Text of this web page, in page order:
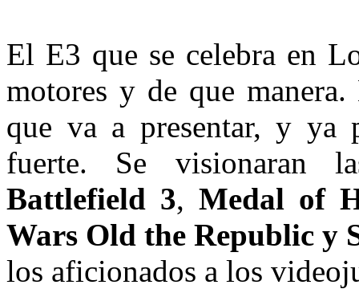
El E3 que se celebra en
motores y de que
que va a presentar, y ya
fuerte. Se visionaran
Battlefield 3, Medal of
Wars Old the Republic y
los aficionados a los